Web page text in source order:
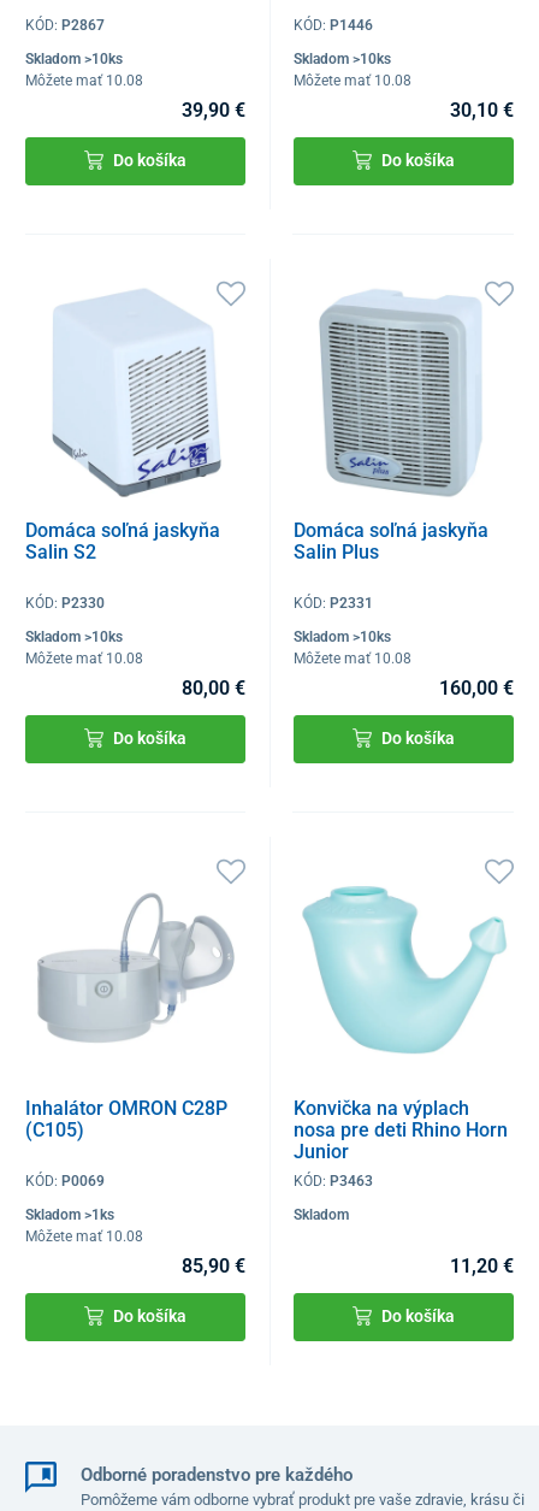
KÓD: P2867
Skladom >10ks
Môžete mať 10.08
39,90 €
Do košíka
KÓD:P1446
Skladom >10ks
Môžete mať 10.08
30,10 €
Do košíka
Domáca soľná jaskyňa
Salin S2
KÓD: P2330
Skladom >10ks
Môžete mať 10.08
80,00 €
Do košíka
Domáca soľná jaskyňa
Salin Plus
KÓD:P2331
Skladom >10ks
Môžete mať 10.08
160,00 €
Do košíka
Inhalátor OMRON C28P
(C105)
KÓD: P0069
Skladom >1ks
Môžete mať 10.08
85,90 €
Do košíka
Konvička na výplach
nosa pre deti Rhino Horn
Junior
KÓD:P3463
Skladom
11,20 €
Do košíka
Odborné poradenstvo pre každého
Pomôžeme vám odborne vybrať produkt pre vaše zdravie, krásu či